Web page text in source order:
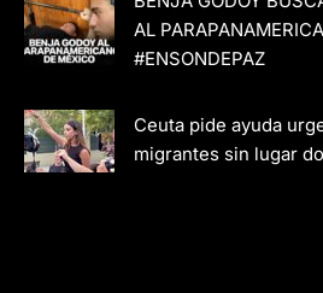
AL
#ENSONDEPAZ
Ceuta pide ayuda
migrantes sin lugar